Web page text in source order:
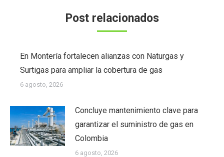
Post relacionados
En Montería fortalecen alianzas con Naturgas y
Surtigas para ampliar la cobertura de gas
6 agosto, 2026
Concluye mantenimiento clave para
garantizar el suministro de gas en
Colombia
6 agosto, 2026